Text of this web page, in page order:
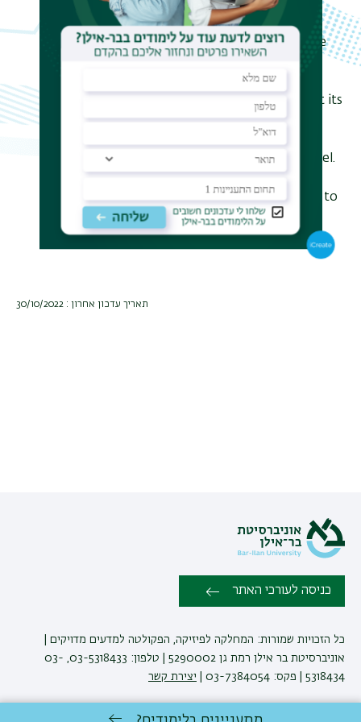
liquid. Local moments of the d-
electrons form a static Z2-field in
which the band electrons move. The
gap in the quasi-particle excitation
spectrum decreases with increasing
external magnetic field and closes at its
critical value. The behavior of the
electron liquid is studied for an
arbitrary dimensionality of the model.
The proposed approach leads to a
description of KIS without the need to
resort to any artificial symmetry
breaking.
תאריך עדכון אחרון : 30/10/2022
כניסה לעורכי האתר
כל הזכויות שמורות: המחלקה לפיזיקה, הפקולטה למדעים מדויקים |
אוניברסיטת בר אילן רמת גן 5290002 | טלפון: 03-5318433, 03-
5318434 | פקס: 03-7384054 |
יצירת קשר